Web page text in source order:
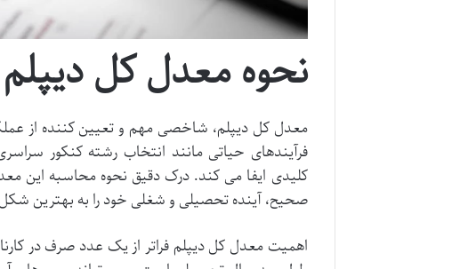
نحوه معدل کل دیپلم
معدل کل دیپلم، شاخصی مهم و تعیین کننده از
فرآیندهای حیاتی مانند انتخاب رشته کنکور
کلیدی ایفا می کند. درک دقیق نحوه محاسبه این
صحیح، آینده تحصیلی و شغلی خود را به بهترین
اهمیت معدل کل دیپلم فراتر از یک عدد صرف در